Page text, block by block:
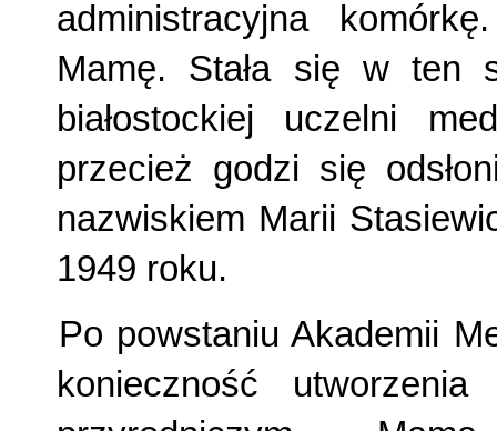
administracyjna
Mamę. Stała się w ten
białostockiej uczelni
przecież godzi się
nazwiskiem Marii
1949 roku.
Po powstaniu Akademii
konieczność